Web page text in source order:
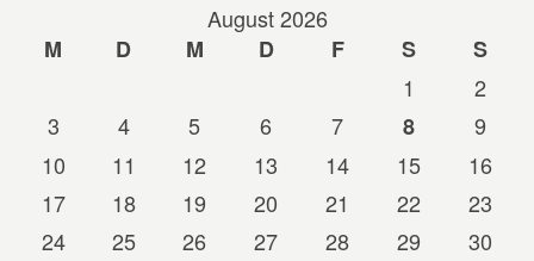
August 2026
M
D M D F S
S
1
2
3
4 5 6 7 8
9
10
11 12 13 14 15
16
17
18 19 20 21 22
23
24
25 26 27 28 29
30